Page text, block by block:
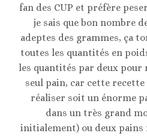
fan des CUP et préfère
je sais que bon nombre
adeptes des grammes, ça
toutes les quantités en
les quantités par deux
seul pain, car cette
réaliser soit un énorme
dans un très grand
initialement) ou deux pains